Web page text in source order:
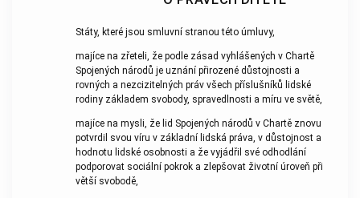
Státy, které jsou smluvní stranou této úmluvy,
majíce na zřeteli, že podle zásad vyhlášených v Chartě
Spojených národů je uznání přirozené důstojnosti a
rovných a nezcizitelných práv všech příslušníků lidské
rodiny základem svobody, spravedlnosti a míru ve světě,
majíce na mysli, že lid Spojených národů v Chartě znovu
potvrdil svou víru v základní lidská práva, v důstojnost a
hodnotu lidské osobnosti a že vyjádřil své odhodlání
podporovat sociální pokrok a zlepšovat životní úroveň při
větší svobodě,